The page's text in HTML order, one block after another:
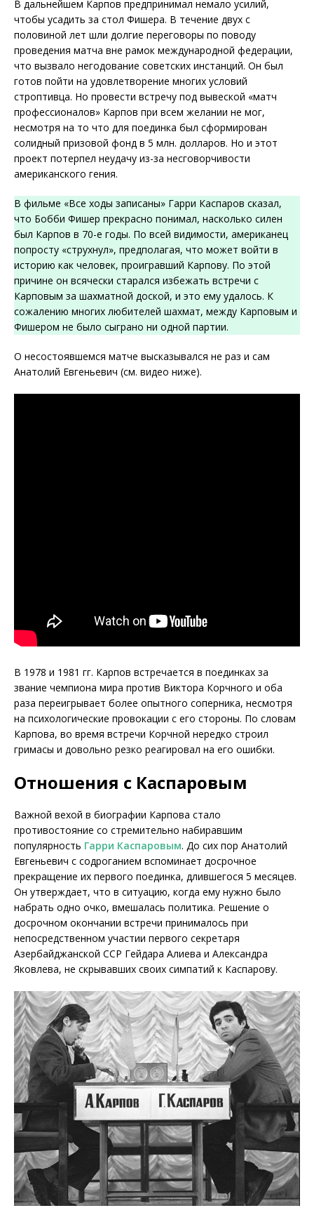
В дальнейшем Карпов предпринимал немало усилий,
чтобы усадить за стол Фишера. В течение двух с
половиной лет шли долгие переговоры по поводу
проведения матча вне рамок международной федерации,
что вызвало негодование советских инстанций. Он был
готов пойти на удовлетворение многих условий
строптивца. Но провести встречу под вывеской «матч
профессионалов» Карпов при всем желании не мог,
несмотря на то что для поединка был сформирован
солидный призовой фонд в 5 млн. долларов. Но и этот
проект потерпел неудачу из-за несговорчивости
американского гения.
В фильме «Все ходы записаны» Гарри Каспаров сказал,
что Бобби Фишер прекрасно понимал, насколько силен
был Карпов в 70-е годы. По всей видимости, американец
попросту «струхнул», предполагая, что может войти в
историю как человек, проигравший Карпову. По этой
причине он всячески старался избежать встречи с
Карповым за шахматной доской, и это ему удалось. К
сожалению многих любителей шахмат, между Карповым и
Фишером не было сыграно ни одной партии.
О несостоявшемся матче высказывался не раз и сам
Анатолий Евгеньевич (см. видео ниже).
В 1978 и 1981 гг. Карпов встречается в поединках за
звание чемпиона мира против Виктора Корчного и оба
раза переигрывает более опытного соперника, несмотря
на психологические провокации с его стороны. По словам
Карпова, во время встречи Корчной нередко строил
гримасы и довольно резко реагировал на его ошибки.
Отношения с Каспаровым
Важной вехой в биографии Карпова стало
противостояние со стремительно набиравшим
популярность Гарри Каспаровым. До сих пор Анатолий
Евгеньевич с содроганием вспоминает досрочное
прекращение их первого поединка, длившегося 5 месяцев.
Он утверждает, что в ситуацию, когда ему нужно было
набрать одно очко, вмешалась политика. Решение о
досрочном окончании встречи принималось при
непосредственном участии первого секретаря
Азербайджанской ССР Гейдара Алиева и Александра
Яковлева, не скрывавших своих симпатий к Каспарову.